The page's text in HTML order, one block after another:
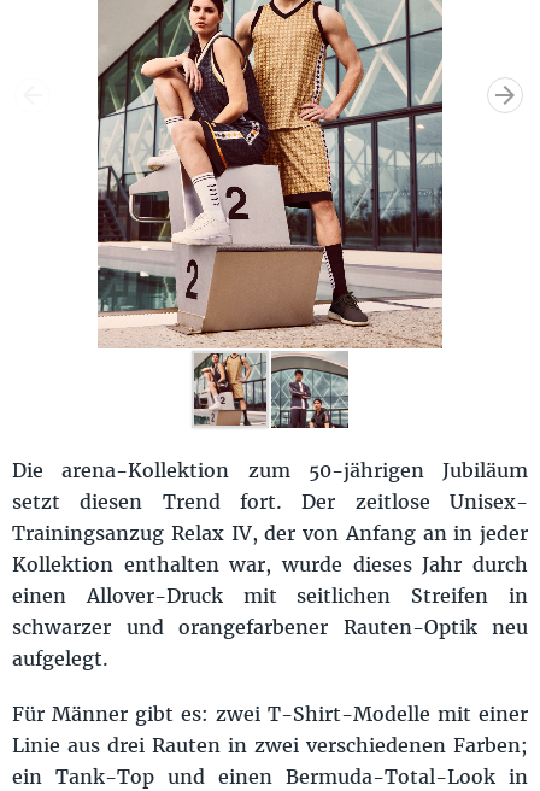
Die arena-Kollektion zum 50-jährigen Jubiläum
setzt diesen Trend fort. Der zeitlose Unisex-
Trainingsanzug Relax IV, der von Anfang an in jeder
Kollektion enthalten war, wurde dieses Jahr durch
einen Allover-Druck mit seitlichen Streifen in
schwarzer und orangefarbener Rauten-Optik neu
aufgelegt.
Für Männer gibt es: zwei T-Shirt-Modelle mit einer
Linie aus drei Rauten in zwei verschiedenen Farben;
ein Tank-Top und einen Bermuda-Total-Look in